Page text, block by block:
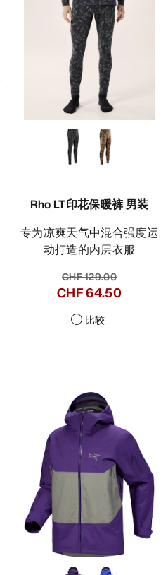
Rho LT印花保暖裤 男装
专为凉爽天气中混合强度运
动打造的内层衣服
CHF 129.00
CHF 64.50
比较